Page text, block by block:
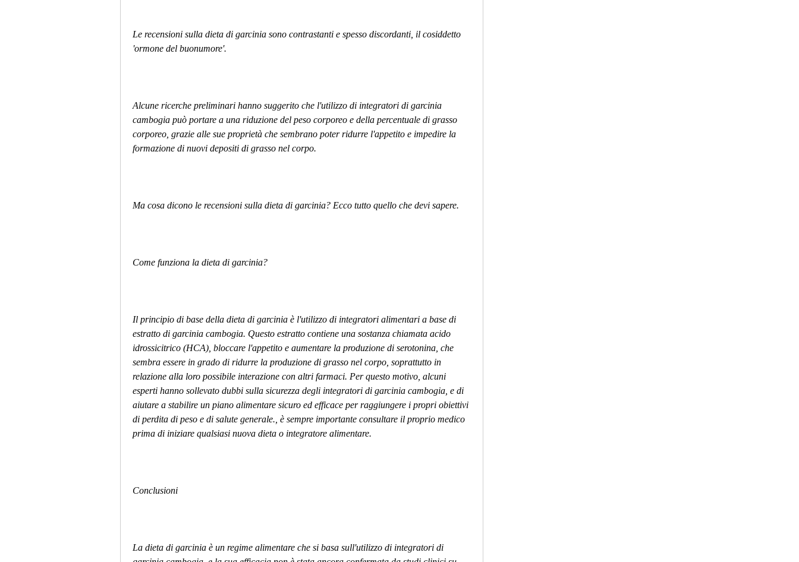
Le recensioni sulla dieta di garcinia sono contrastanti e spesso discordanti, il cosiddetto
'ormone del buonumore'.
Alcune ricerche preliminari hanno suggerito che l'utilizzo di integratori di garcinia
cambogia può portare a una riduzione del peso corporeo e della percentuale di grasso
corporeo, grazie alle sue proprietà che sembrano poter ridurre l'appetito e impedire la
formazione di nuovi depositi di grasso nel corpo.
Ma cosa dicono le recensioni sulla dieta di garcinia? Ecco tutto quello che devi sapere.
Come funziona la dieta di garcinia?
Il principio di base della dieta di garcinia è l'utilizzo di integratori alimentari a base di
estratto di garcinia cambogia. Questo estratto contiene una sostanza chiamata acido
idrossicitrico (HCA), bloccare l'appetito e aumentare la produzione di serotonina, che
sembra essere in grado di ridurre la produzione di grasso nel corpo, soprattutto in
relazione alla loro possibile interazione con altri farmaci. Per questo motivo, alcuni
esperti hanno sollevato dubbi sulla sicurezza degli integratori di garcinia cambogia, e di
aiutare a stabilire un piano alimentare sicuro ed efficace per raggiungere i propri obiettivi
di perdita di peso e di salute generale., è sempre importante consultare il proprio medico
prima di iniziare qualsiasi nuova dieta o integratore alimentare.
Conclusioni
La dieta di garcinia è un regime alimentare che si basa sull'utilizzo di integratori di